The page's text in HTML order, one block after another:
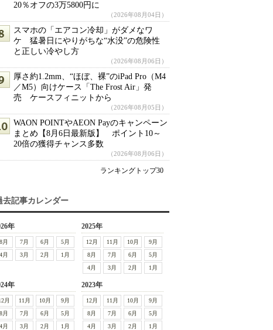
20％オフの3万5800円に
（2026年08月04日）
スマホの「エアコン冷却」がダメなワ
ケ 猛暑日にやりがちな“水没”の危険性
と正しい冷やし方
（2026年08月06日）
厚さ約1.2mm、“ほぼ、裸”のiPad Pro（M4
／M5）向けケース「The Frost Air」発
売 ケースフィニットから
（2026年08月05日）
WAON POINTやAEON Payのキャンペーン
まとめ【8月6日最新版】 ポイント10～
20倍の獲得チャンス多数
（2026年08月06日）
ランキングトップ30
去記事カレンダー
年
8月 7月 6月
5月
4月
3月 2月 1月
2025年
12月 11月 10月
9月
8月
7月 6月
5月
4月
3月 2月 1月
年
月 11月 10月
9月
8月
7月 6月
5月
4月
3月 2月 1月
2023年
12月 11月 10月
9月
8月
7月 6月
5月
4月
3月 2月 1月